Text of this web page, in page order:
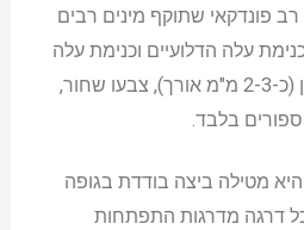
פונדקאי שתוקף מינים רבים
עלה הדלועיים וכנימת עלה
האפרסק. הבוגר דק ועדין (כ-2-3 מ"מ אורך), צבעו שחור,
ספורים בלבד.
מטילה ביצה בודדת בגופה
דרגה מדרגות התפתחות